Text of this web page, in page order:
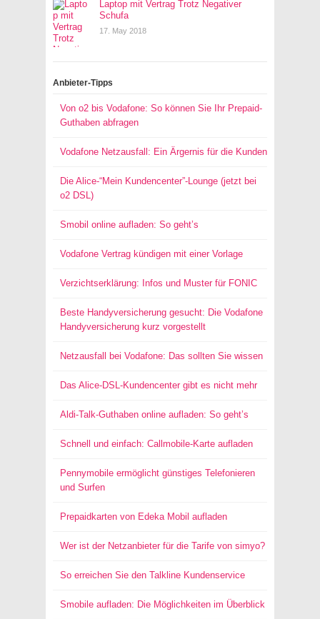
Laptop mit Vertrag Trotz Negativer
Schufa
17. May 2018
Anbieter-Tipps
Von o2 bis Vodafone: So können Sie Ihr Prepaid-
Guthaben abfragen
Vodafone Netzausfall: Ein Ärgernis für die Kunden
Die Alice-“Mein Kundencenter”-Lounge (jetzt bei
o2 DSL)
Smobil online aufladen: So geht’s
Vodafone Vertrag kündigen mit einer Vorlage
Verzichtserklärung: Infos und Muster für FONIC
Beste Handyversicherung gesucht: Die Vodafone
Handyversicherung kurz vorgestellt
Netzausfall bei Vodafone: Das sollten Sie wissen
Das Alice-DSL-Kundencenter gibt es nicht mehr
Aldi-Talk-Guthaben online aufladen: So geht’s
Schnell und einfach: Callmobile-Karte aufladen
Pennymobile ermöglicht günstiges Telefonieren
und Surfen
Prepaidkarten von Edeka Mobil aufladen
Wer ist der Netzanbieter für die Tarife von simyo?
So erreichen Sie den Talkline Kundenservice
Smobile aufladen: Die Möglichkeiten im Überblick